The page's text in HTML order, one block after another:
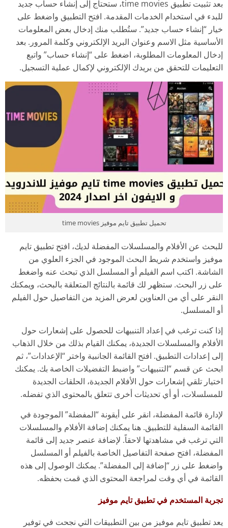
بعد تثبيت تطبيق time movies، ستحتاج إلى إنشاء حساب جديد
للبدء في استخدام الخدمات المقدمة. افتح التطبيق واضغط على
خيار “إنشاء حساب جديد”. ستُطلب منك إدخال بعض المعلومات
الأساسية مثل الاسم وعنوان البريد الإلكتروني وكلمة المرور. بعد
إدخال المعلومات المطلوبة، اضغط على “إنشاء حساب” واتبع
التعليمات للتحقق من بريدك الإلكتروني لإكمال عملية التسجيل.
تحميل تطبيق تايم موفيز time movies
للبحث عن الأفلام والمسلسلات المفضلة لديك، افتح تطبيق تايم
موفيز واستخدم شريط البحث الموجود في الجزء العلوي من
الشاشة. اكتب اسم الفيلم أو المسلسل الذي تبحث عنه واضغط
على زر البحث. ستظهر لك قائمة بالنتائج المتعلقة بالبحث، ويمكنك
النقر على أي من العناوين لعرض المزيد من التفاصيل حول الفيلم
أو المسلسل.
إذا كنت ترغب في إعداد التنبيهات للحصول على إشعارات حول
الأفلام والمسلسلات الجديدة، يمكنك القيام بذلك من خلال الذهاب
إلى إعدادات التطبيق. افتح القائمة الجانبية واختر “الإعدادات”، ثم
ابحث عن قسم “التنبيهات” واضبط التفضيلات الخاصة بك. يمكنك
اختيار تلقي إشعارات حول الأفلام الجديدة، الحلقات الجديدة
للمسلسلات، أو أي تحديثات أخرى تتعلق بالمحتوى الذي تفضله.
لإدارة قائمة المفضلة، انقر على أيقونة “المفضلة” الموجودة في
القائمة السفلية للتطبيق. هنا يمكنك إضافة الأفلام والمسلسلات
التي ترغب في مشاهدتها لاحقاً. لإضافة عنصر جديد إلى قائمة
المفضلة، افتح صفحة التفاصيل الخاصة بالفيلم أو المسلسل
واضغط على زر “إضافة إلى المفضلة”. يمكنك الوصول إلى هذه
القائمة في أي وقت لمراجعة المحتوى الذي قمت بحفظه.
تجربة المستخدم في تطبيق تايم موفيز
يعد تطبيق تايم موفيز من بين التطبيقات التي نجحت في توفير